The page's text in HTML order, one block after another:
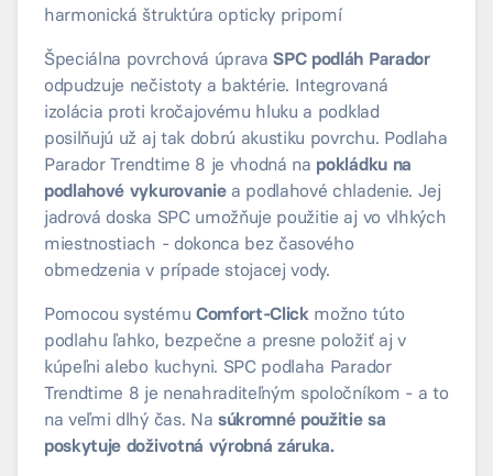
harmonická štruktúra opticky pripomí
Špeciálna povrchová úpravaSPC podláh Parador
odpudzuje nečistoty a baktérie. Integrovaná
izolácia proti kročajovému hluku a podklad
posilňujú už aj tak dobrú akustiku povrchu. Podlaha
Parador Trendtime 8 je vhodná na pokládku na
podlahové vykurovaniea podlahové chladenie. Jej
jadrová doska SPC umožňuje použitie aj vo vlhkých
miestnostiach - dokonca bez časového
obmedzenia v prípade stojacej vody.
Pomocou systému Comfort-Click možno túto
podlahu ľahko, bezpečne a presne položiť aj v
kúpeľni alebo kuchyni. SPC podlaha Parador
Trendtime 8 je nenahraditeľným spoločníkom - a to
na veľmi dlhý čas. Na súkromné použitie sa
poskytuje doživotná výrobná záruka.